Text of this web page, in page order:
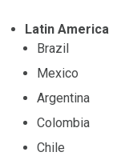
Latin America
Brazil
Mexico
Argentina
Colombia
Chile